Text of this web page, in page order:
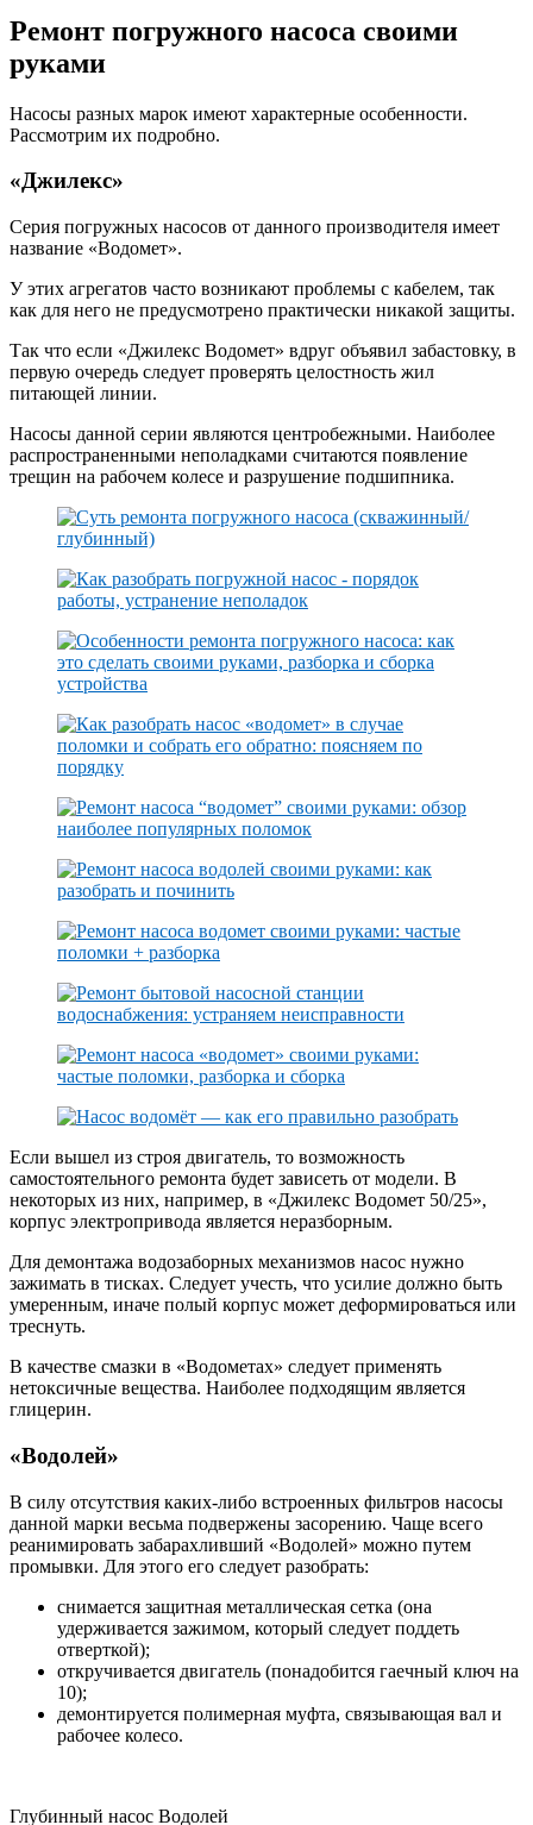
Ремонт погружного насоса своими
руками
Насосы разных марок имеют характерные особенности.
Рассмотрим их подробно.
«Джилекс»
Серия погружных насосов от данного производителя имеет
название «Водомет».
У этих агрегатов часто возникают проблемы с кабелем, так
как для него не предусмотрено практически никакой защиты.
Так что если «Джилекс Водомет» вдруг объявил забастовку, в
первую очередь следует проверять целостность жил
питающей линии.
Насосы данной серии являются центробежными. Наиболее
распространенными неполадками считаются появление
трещин на рабочем колесе и разрушение подшипника.
Если вышел из строя двигатель, то возможность
самостоятельного ремонта будет зависеть от модели. В
некоторых из них, например, в «Джилекс Водомет 50/25»,
корпус электропривода является неразборным.
Для демонтажа водозаборных механизмов насос нужно
зажимать в тисках. Следует учесть, что усилие должно быть
умеренным, иначе полый корпус может деформироваться или
треснуть.
В качестве смазки в «Водометах» следует применять
нетоксичные вещества. Наиболее подходящим является
глицерин.
«Водолей»
В силу отсутствия каких-либо встроенных фильтров насосы
данной марки весьма подвержены засорению. Чаще всего
реанимировать забарахливший «Водолей» можно путем
промывки. Для этого его следует разобрать:
снимается защитная металлическая сетка (она
удерживается зажимом, который следует поддеть
отверткой);
откручивается двигатель (понадобится гаечный ключ на
10);
демонтируется полимерная муфта, связывающая вал и
рабочее колесо.
Глубинный насос Водолей